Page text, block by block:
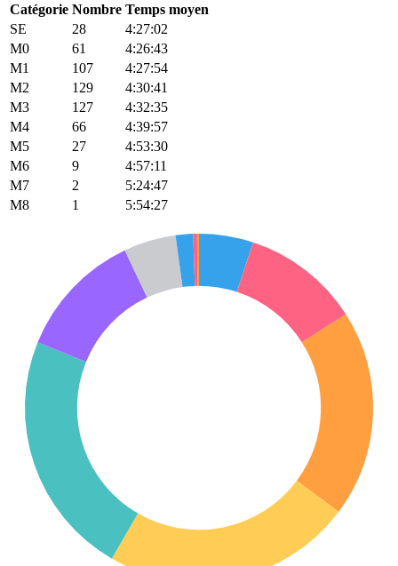
Catégorie Nombre Temps moyen
SE
28
4:27:02
M0
61
4:26:43
M1
107
4:27:54
M2
129
4:30:41
M3
127
4:32:35
M4
66
4:39:57
M5
27
4:53:30
M6
9
4:57:11
M7
2
5:24:47
M8
1 5:54:27